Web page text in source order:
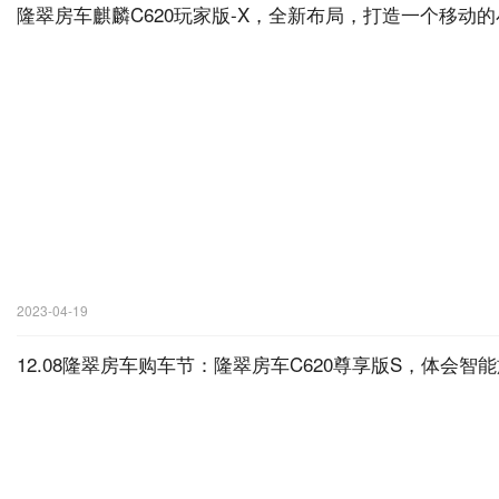
隆翠房车麒麟C620玩家版-X，全新布局，打造一个移动
2023-04-19
12.08隆翠房车购车节：隆翠房车C620尊享版S，体会智能